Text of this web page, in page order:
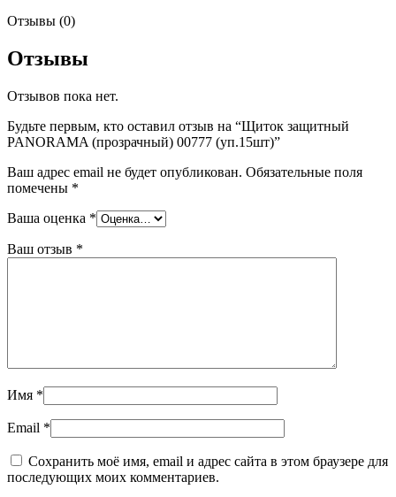
Отзывы (0)
Отзывы
Отзывов пока нет.
Будьте первым, кто оставил отзыв на “Щиток защитный
PANORAMA (прозрачный) 00777 (уп.15шт)”
Ваш адрес email не будет опубликован. Обязательные поля
помечены *
Ваша оценка *
Ваш отзыв *
Имя *
Email *
Сохранить моё имя, email и адрес сайта в этом браузере для
последующих моих комментариев.